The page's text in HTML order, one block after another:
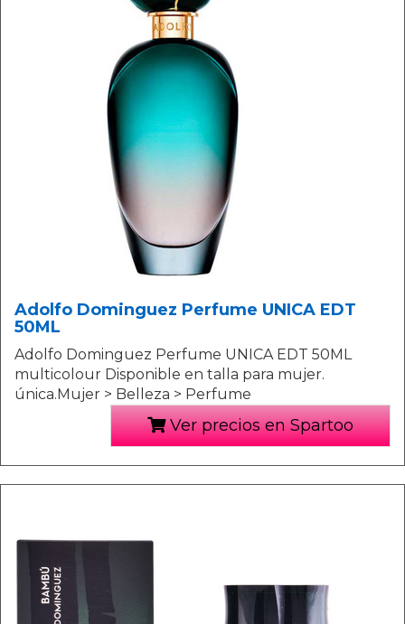
Adolfo Dominguez Perfume UNICA EDT
50ML
Adolfo Dominguez Perfume UNICA EDT 50ML
multicolour Disponible en talla para mujer.
única.Mujer > Belleza > Perfume
Ver precios en Spartoo